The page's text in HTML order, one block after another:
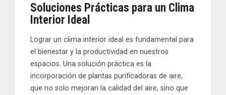
Soluciones Prácticas para un Clima
Interior Ideal
Lograr un clima interior ideal es fundamental para
el bienestar y la productividad en nuestros
espacios. Una solución práctica es la
incorporación de plantas purificadoras de aire,
que no solo mejoran la calidad del aire, sino que